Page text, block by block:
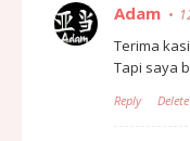
Adam
Terima
Tapi saya
Reply Delete